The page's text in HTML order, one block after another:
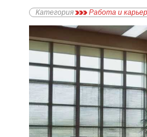
Категория Работа и